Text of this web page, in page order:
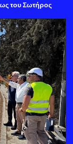
του Σωτήρος